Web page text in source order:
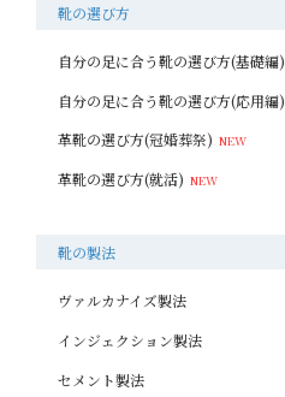
靴の選び方
自分の足に合う靴の選び方(基礎編)
自分の足に合う靴の選び方(応用編)
革靴の選び方(冠婚葬祭)
革靴の選び方(就活)
靴の製法
ヴァルカナイズ製法
インジェクション製法
セメント製法